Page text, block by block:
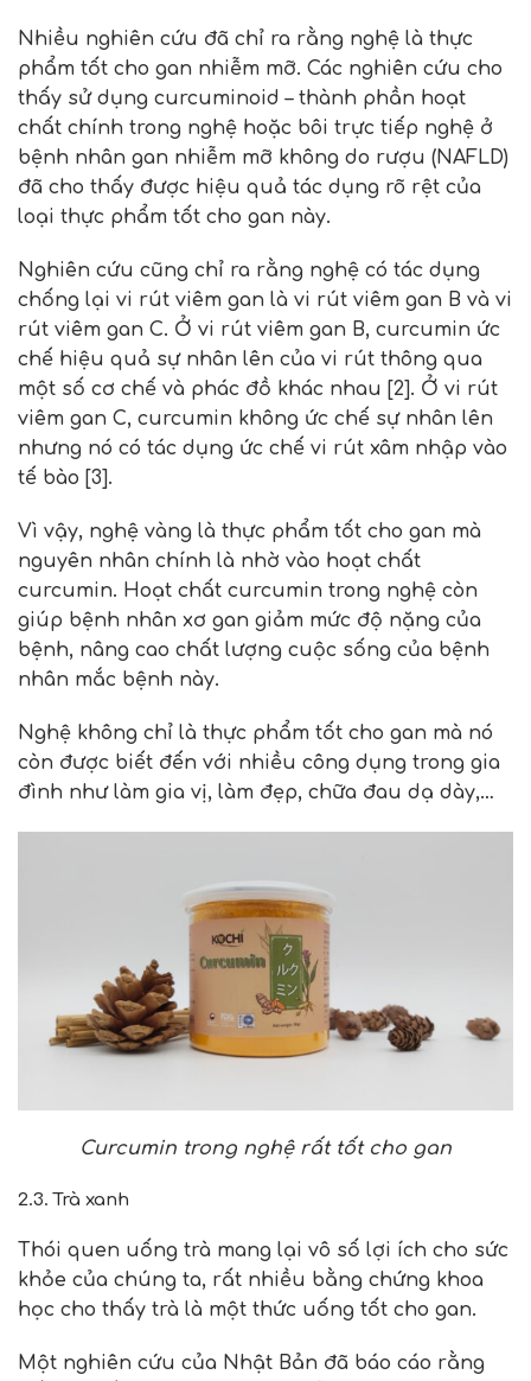
Nhiều nghiên cứu đã chỉ ra rằng nghệ là thực
phẩm tốt cho gan nhiễm mỡ. Các nghiên cứu cho
thấy sử dụng curcuminoid – thành phần hoạt
chất chính trong nghệ hoặc bôi trực tiếp nghệ ở
bệnh nhân gan nhiễm mỡ không do rượu (NAFLD)
đã cho thấy được hiệu quả tác dụng rõ rệt của
loại thực phẩm tốt cho gan này.
Nghiên cứu cũng chỉ ra rằng nghệ có tác dụng
chống lại vi rút viêm gan là vi rút viêm gan B và vi
rút viêm gan C. Ở vi rút viêm gan B, curcumin ức
chế hiệu quả sự nhân lên của vi rút thông qua
một số cơ chế và phác đồ khác nhau [2]. Ở vi rút
viêm gan C, curcumin không ức chế sự nhân lên
nhưng nó có tác dụng ức chế vi rút xâm nhập vào
tế bào [3].
Vì vậy, nghệ vàng là thực phẩm tốt cho gan mà
nguyên nhân chính là nhờ vào hoạt chất
curcumin. Hoạt chất curcumin trong nghệ còn
giúp bệnh nhân xơ gan giảm mức độ nặng của
bệnh, nâng cao chất lượng cuộc sống của bệnh
nhân mắc bệnh này.
Nghệ không chỉ là thực phẩm tốt cho gan mà nó
còn được biết đến với nhiều công dụng trong gia
đình như làm gia vị, làm đẹp, chữa đau dạ dày,…
Curcumin trong nghệ rất tốt cho gan
2.3. Trà xanh
Thói quen uống trà mang lại vô số lợi ích cho sức
khỏe của chúng ta, rất nhiều bằng chứng khoa
học cho thấy trà là một thức uống tốt cho gan.
Một nghiên cứu của Nhật Bản đã báo cáo rằng